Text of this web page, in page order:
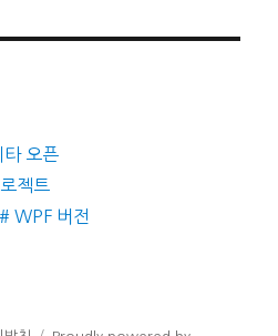
타 오픈
젝트
WPF 버전